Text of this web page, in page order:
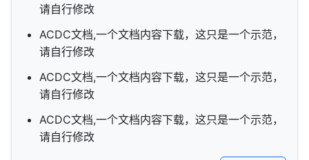
请自行修改
ACDC文档,一个文档内容下载，这只是一个示范，
请自行修改
ACDC文档,一个文档内容下载，这只是一个示范，
请自行修改
ACDC文档,一个文档内容下载，这只是一个示范，
请自行修改